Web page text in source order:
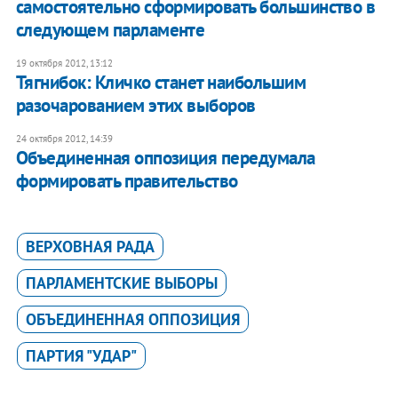
самостоятельно сформировать большинство в
следующем парламенте
19 октября 2012, 13:12
Тягнибок: Кличко станет наибольшим
разочарованием этих выборов
24 октября 2012, 14:39
Объединенная оппозиция передумала
формировать правительство
ВЕРХОВНАЯ РАДА
ПАРЛАМЕНТСКИЕ ВЫБОРЫ
ОБЪЕДИНЕННАЯ ОППОЗИЦИЯ
ПАРТИЯ "УДАР"